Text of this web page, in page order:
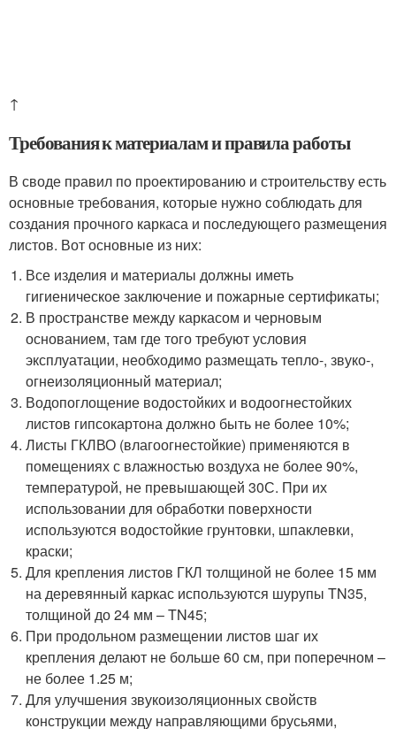
↑
Требования к материалам и правила работы
В своде правил по проектированию и строительству есть
основные требования, которые нужно соблюдать для
создания прочного каркаса и последующего размещения
листов. Вот основные из них:
Все изделия и материалы должны иметь
гигиеническое заключение и пожарные сертификаты;
В пространстве между каркасом и черновым
основанием, там где того требуют условия
эксплуатации, необходимо размещать тепло-, звуко-,
огнеизоляционный материал;
Водопоглощение водостойких и водоогнестойких
листов гипсокартона должно быть не более 10%;
Листы ГКЛВО (влагоогнестойкие) применяются в
помещениях с влажностью воздуха не более 90%,
температурой, не превышающей 30С. При их
использовании для обработки поверхности
используются водостойкие грунтовки, шпаклевки,
краски;
Для крепления листов ГКЛ толщиной не более 15 мм
на деревянный каркас используются шурупы TN35,
толщиной до 24 мм – TN45;
При продольном размещении листов шаг их
крепления делают не больше 60 см, при поперечном –
не более 1.25 м;
Для улучшения звукоизоляционных свойств
конструкции между направляющими брусьями,